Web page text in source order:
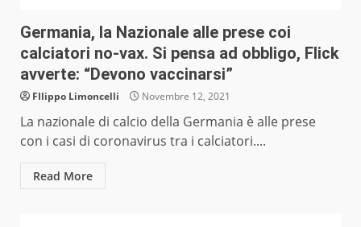
Germania, la Nazionale alle prese coi
calciatori no-vax. Si pensa ad obbligo, Flick
avverte: “Devono vaccinarsi”
FIlippo Limoncelli Novembre 12, 2021
La nazionale di calcio della Germania è alle prese
con i casi di coronavirus tra i calciatori....
Read More